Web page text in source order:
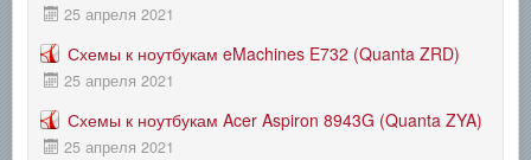
25 апреля 2021
Схемы к ноутбукам eMachines E732 (Quanta ZRD)
25 апреля 2021
Схемы к ноутбукам Acer Aspiron 8943G (Quanta ZYA)
25 апреля 2021